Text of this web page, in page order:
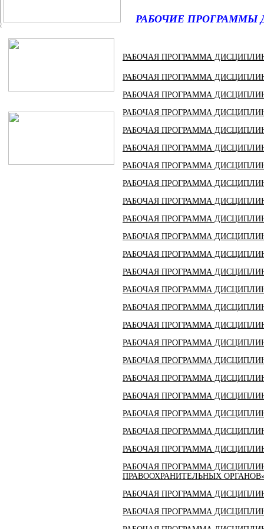
РАБОЧИЕ
РАБОЧАЯ ПРОГРАММА
РАБОЧАЯ ПРОГРАММА
РАБОЧАЯ ПРОГРАММА
РАБОЧАЯ ПРОГРАММА
РАБОЧАЯ ПРОГРАММА
РАБОЧАЯ ПРОГРАММА
РАБОЧАЯ ПРОГРАММА
РАБОЧАЯ ПРОГРАММА
РАБОЧАЯ ПРОГРАММА
РАБОЧАЯ ПРОГРАММА
РАБОЧАЯ ПРОГРАММА
РАБОЧАЯ ПРОГРАММА
РАБОЧАЯ ПРОГРАММА
РАБОЧАЯ ПРОГРАММА
РАБОЧАЯ ПРОГРАММА
РАБОЧАЯ ПРОГРАММА
РАБОЧАЯ ПРОГРАММА
РАБОЧАЯ ПРОГРАММА
РАБОЧАЯ ПРОГРАММА
РАБОЧАЯ ПРОГРАММА
РАБОЧАЯ ПРОГРАММА
РАБОЧАЯ ПРОГРАММА
РАБОЧАЯ ПРОГРАММА
РАБОЧАЯ ПРОГРАММА
ПРАВООХРАНИТЕЛЬНЫХ
РАБОЧАЯ ПРОГРАММА
РАБОЧАЯ ПРОГРАММА